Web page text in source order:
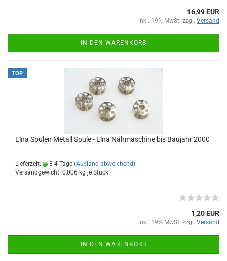
16,99 EUR
inkl. 19% MwSt. zzgl. Versand
IN DEN WARENKORB
TOP
Elna Spulen Metall Spule - Elna Nähmaschine bis Baujahr 2000
Lieferzeit: 3-4 Tage (Ausland abweichend)
Versandgewicht: 0,006 kg je Stück
1,20 EUR
inkl. 19% MwSt. zzgl. Versand
IN DEN WARENKORB